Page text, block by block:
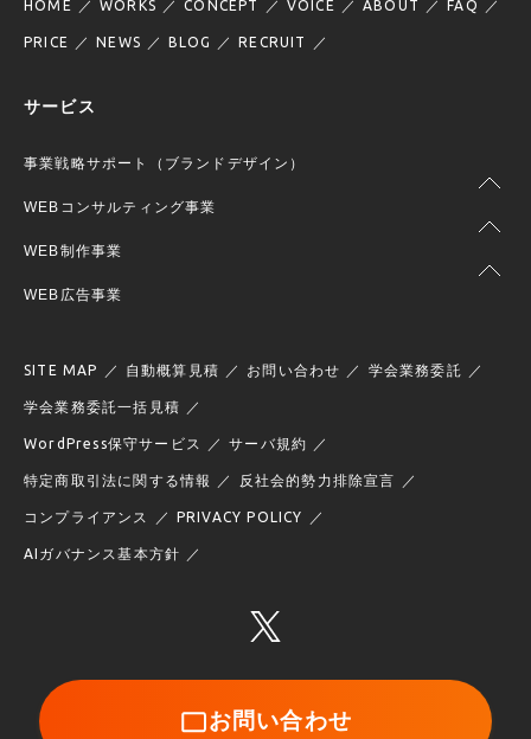
HOME WORKS CONCEPT VOICE ABOUT FAQ
PRICE NEWS BLOG RECRUIT
サービス
事業戦略サポート（ブランドデザイン）
WEBコンサルティング事業
WEB制作事業
WEB広告事業
SITE MAP 自動概算見積 お問い合わせ 学会業務委託
学会業務委託一括見積
WordPress保守サービス サーバ規約
特定商取引法に関する情報 反社会的勢力排除宣言
コンプライアンス PRIVACY POLICY
AIガバナンス基本方針
お問い合わせ